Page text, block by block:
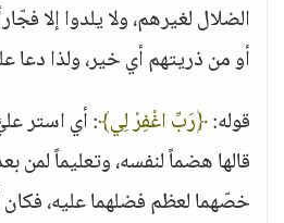
الضلال لغيرهم، ولا يلدوا إلا
أو من ذريتهم أي خير، ولذا دعا
قوله:﴿رَبِّ اغْفِرْ لِي﴾: أي استر
قالها هضماً لنفسه، وتعليماً لمن
خصّهما لعظم فضلهما عليه،